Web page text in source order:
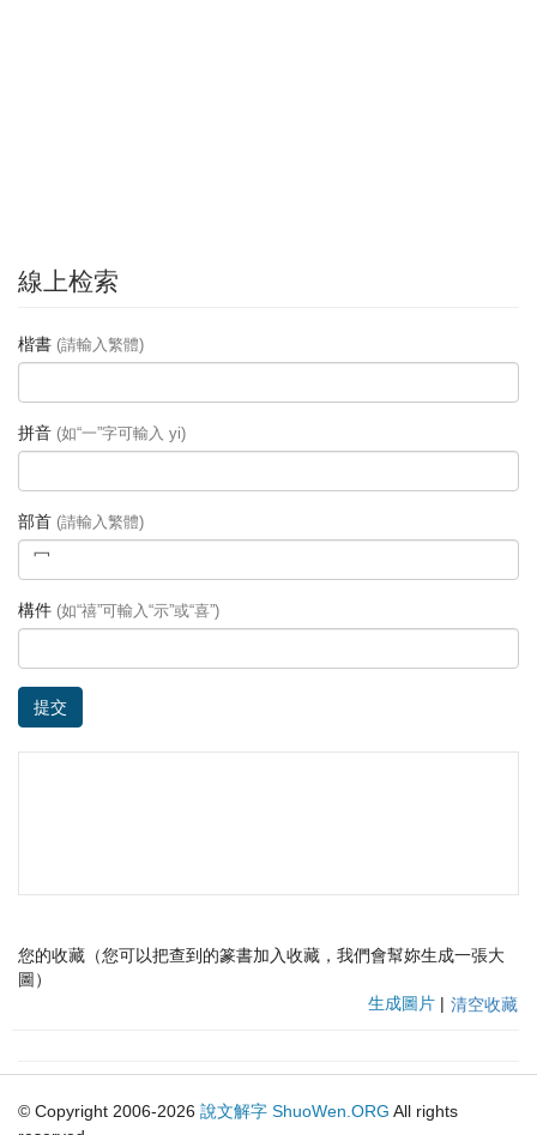
線上检索
楷書 (請輸入繁體)
拼音 (如“一”字可輸入 yi)
部首 (請輸入繁體)
構件 (如“禧”可輸入“示”或“喜”)
提交
您的收藏（您可以把查到的篆書加入收藏，我們會幫妳生成一張大
圖）
生成圖片 | 清空收藏
© Copyright 2006-2026 說文解字 ShuoWen.ORG All rights